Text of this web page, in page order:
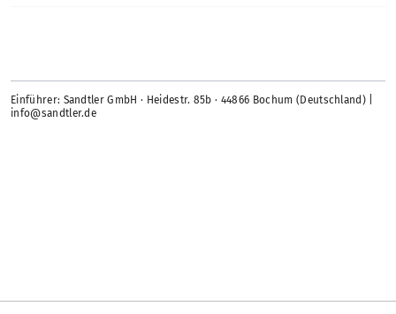
Einführer: Sandtler GmbH · Heidestr. 85b · 44866 Bochum (Deutschland) |
info@sandtler.de